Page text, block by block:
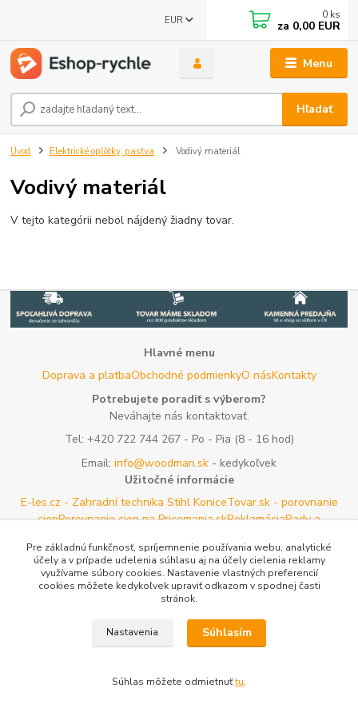
Menu
EUR
Hľadať
0 ks
za 0,00 EUR
Úvod Elektrické oplôtky, pastva Vodivý materiál
Vodivý materiál
V tejto kategórii nebol nájdený žiadny tovar.
Hlavné menu
Doprava a platbaObchodné podmienkyO násKontakty
Potrebujete poradiť s výberom?
Neváhajte nás kontaktovať.
Tel: +420 722 744 267- Po - Pia (8 - 16 hod)
Email: info@woodman.sk - kedykoľvek
Užitočné informácie
E-les.cz - Zahradní technika Stihl KoniceTovar.sk - porovnanie
cienPorovnanie cien na Pricemania.skReklamáciaRady a
Vytvorené na Eshop-rychlo.sk
Pre základnú funkčnosť, spríjemnenie používania webu, analytické
účely a v prípade udelenia súhlasu aj na účely cielenia reklamy
využívame súbory cookies. Nastavenie vlastných preferencií
cookies môžete kedykoľvek upraviť odkazom v spodnej časti
stránok.
Nastavenia Súhlasím
Súhlas môžete odmietnuťtu.